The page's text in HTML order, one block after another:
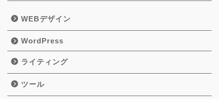
WEBデザイン
WordPress
ライティング
ツール